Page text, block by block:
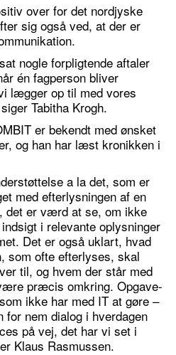
over for det nordjyske
sig også ved, at der er
nogle forpligtende aftaler
én fagperson bliver
lægger op til med vores
Tabitha Krogh.
er bekendt med ønsket
og han har læst kronikken i
a la det, som er
med efterlysningen af en
det er værd at se, om ikke
i relevante oplysninger
Det er også uklart, hvad
som ofte efterlyses, skal
til, og hvem der står med
præcis omkring. Opgave-
ikke har med IT at gøre –
nem dialog i hverdagen
på vej, det har vi set i
Klaus Rasmussen.